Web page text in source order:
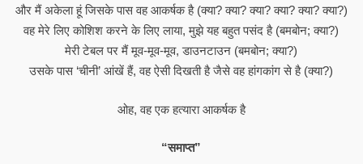
और मैं अकेला हूं जिसके पास वह आकर्षक है (क्या? क्या? क्या? क्या? क्या? क्या?)
वह मेरे लिए कोशिश करने के लिए लाया, मुझे यह बहुत पसंद है (बमबोन; क्या?)
मेरी टेबल पर मैं मूव-मूव-मूव, डाउनटाउन (बमबोन; क्या?)
उसके पास ‘चीनी’ आंखें हैं, वह ऐसी दिखती है जैसे वह हांगकांग से है (क्या?)
ओह, वह एक हत्यारा आकर्षक है
“समाप्त”